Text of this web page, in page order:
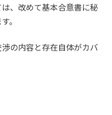
、改めて基本合意書に秘
。
の内容と存在自体がカバ